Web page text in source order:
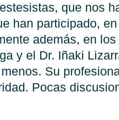
que nos
han participado,
además, en
y el Dr. Iñaki
Su
Pocas